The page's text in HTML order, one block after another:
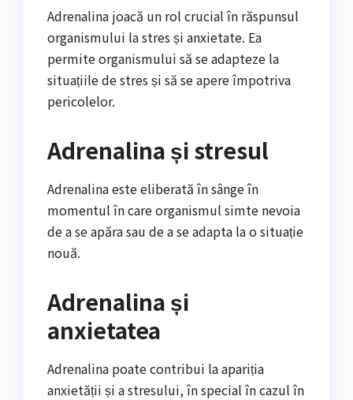
Adrenalina joacă un rol crucial în răspunsul
organismului la stres și anxietate. Ea
permite organismului să se adapteze la
situațiile de stres și să se apere împotriva
pericolelor.
Adrenalina și stresul
Adrenalina este eliberată în sânge în
momentul în care organismul simte nevoia
de a se apăra sau de a se adapta la o situație
nouă.
Adrenalina și
anxietatea
Adrenalina poate contribui la apariția
anxietății și a stresului, în special în cazul în